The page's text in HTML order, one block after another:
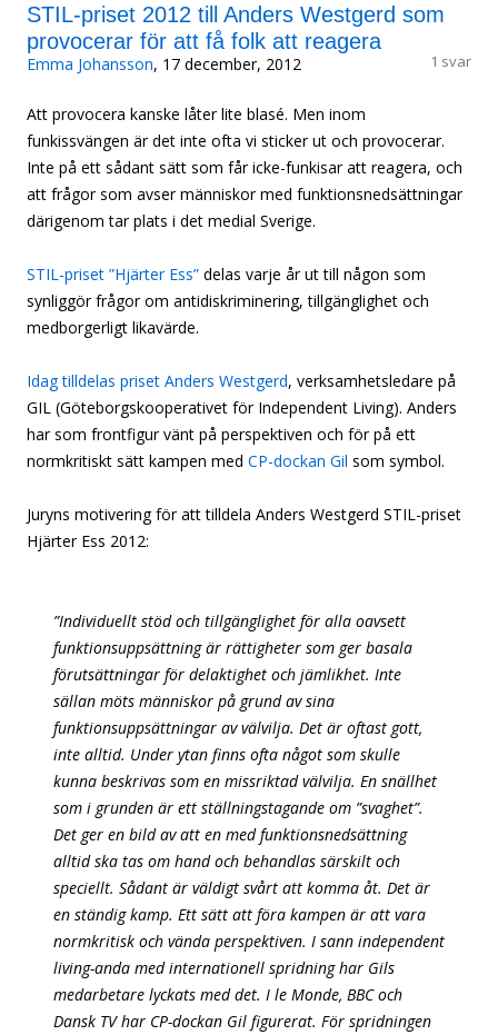
STIL-priset 2012 till Anders Westgerd som
provocerar för att få folk att reagera
Emma Johansson, 17 december, 2012 1 svar
Att provocera kanske låter lite blasé. Men inom
funkissvängen är det inte ofta vi sticker ut och provocerar.
Inte på ett sådant sätt som får icke-funkisar att reagera, och
att frågor som avser människor med funktionsnedsättningar
därigenom tar plats i det medial Sverige.
STIL-priset ”Hjärter Ess” delas varje år ut till någon som
synliggör frågor om antidiskriminering, tillgänglighet och
medborgerligt likavärde.
Idag tilldelas priset Anders Westgerd, verksamhetsledare på
GIL (Göteborgskooperativet för Independent Living). Anders
har som frontfigur vänt på perspektiven och för på ett
normkritiskt sätt kampen med CP-dockan Gil som symbol.
Juryns motivering för att tilldela Anders Westgerd STIL-priset
Hjärter Ess 2012:
”Individuellt stöd och tillgänglighet för alla oavsett
funktionsuppsättning är rättigheter som ger basala
förutsättningar för delaktighet och jämlikhet. Inte
sällan möts människor på grund av sina
funktionsuppsättningar av välvilja. Det är oftast gott,
inte alltid. Under ytan finns ofta något som skulle
kunna beskrivas som en missriktad välvilja. En snällhet
som i grunden är ett ställningstagande om ”svaghet”.
Det ger en bild av att en med funktionsnedsättning
alltid ska tas om hand och behandlas särskilt och
speciellt. Sådant är väldigt svårt att komma åt. Det är
en ständig kamp. Ett sätt att föra kampen är att vara
normkritisk och vända perspektiven. I sann independent
living-anda med internationell spridning har Gils
medarbetare lyckats med det. I le Monde, BBC och
Dansk TV har CP-dockan Gil figurerat. För spridningen